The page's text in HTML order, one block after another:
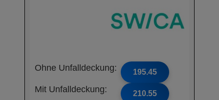
Ohne Unfalldeckung: 195.45
Mit Unfalldeckung: 210.55